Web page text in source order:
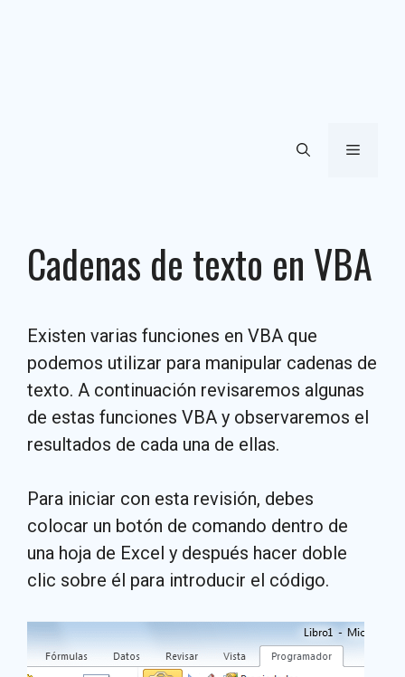
Menú
Cadenas de texto en VBA
Existen varias funciones en VBA que
podemos utilizar para manipular cadenas de
texto. A continuación revisaremos algunas
de estas funciones VBA y observaremos el
resultados de cada una de ellas.
Para iniciar con esta revisión, debes
colocar un botón de comando dentro de
una hoja de Excel y después hacer doble
clic sobre él para introducir el código.